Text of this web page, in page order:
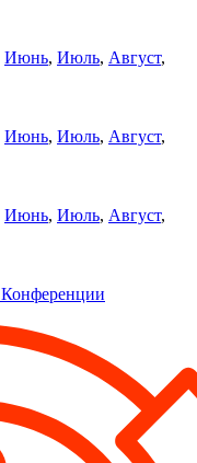
Июнь, Июль, Август,
Июнь, Июль, Август,
Июнь, Июль, Август,
Конференции